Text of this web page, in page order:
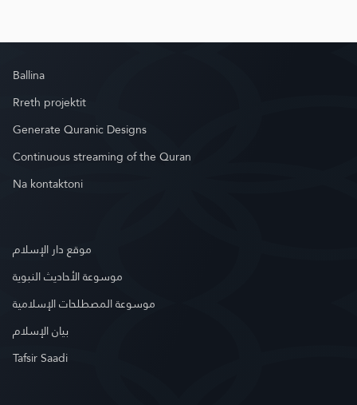
Ballina
Rreth projektit
Generate Quranic Designs
Continuous streaming of the Quran
Na kontaktoni
موقع دار الإسلام
موسوعة الأحاديث النبوية
موسوعة المصطلحات الإسلامية
بيان الإسلام
Tafsir Saadi